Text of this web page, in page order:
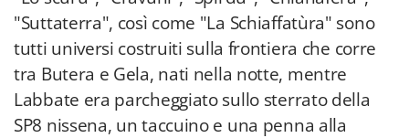
"Suttaterra", così come "La Schiaffatùra" sono
tutti universi costruiti sulla frontiera che corre
tra Butera e Gela, nati nella notte, mentre
Labbate era parcheggiato sullo sterrato della
SP8 nissena, un taccuino e una penna alla